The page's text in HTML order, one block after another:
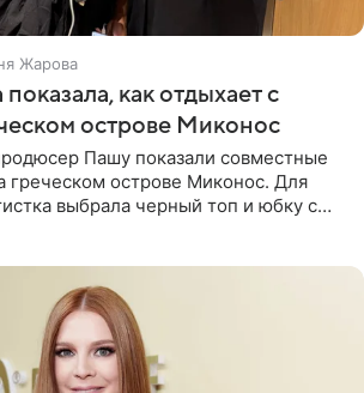
Жарова
как отдыхает с
острове Миконос
Пашу показали совместные
греческом острове Миконос. Для
выбрала черный топ и юбку с